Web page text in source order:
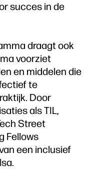
succes in de
draagt ook
voorziet
en middelen die
te
Door
als TIL,
Street
Fellows
een inclusief